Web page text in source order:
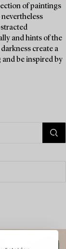
of paintings
and hints of the
create a
be inspired by